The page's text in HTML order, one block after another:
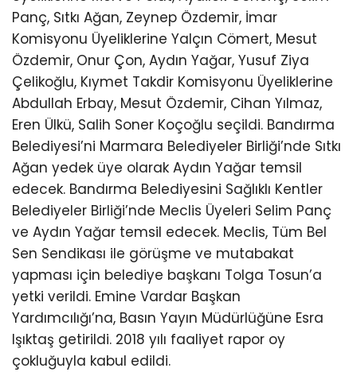
Panç, Sıtkı Ağan, Zeynep Özdemir, İmar
Komisyonu Üyeliklerine Yalçın Cömert, Mesut
Özdemir, Onur Çon, Aydın Yağar, Yusuf Ziya
Çelikoğlu, Kıymet Takdir Komisyonu Üyeliklerine
Abdullah Erbay, Mesut Özdemir, Cihan Yılmaz,
Eren Ülkü, Salih Soner Koçoğlu seçildi. Bandırma
Belediyesi’ni Marmara Belediyeler Birliği’nde Sıtkı
Ağan yedek üye olarak Aydın Yağar temsil
edecek. Bandırma Belediyesini Sağlıklı Kentler
Belediyeler Birliği’nde Meclis Üyeleri Selim Panç
ve Aydın Yağar temsil edecek. Meclis, Tüm Bel
Sen Sendikası ile görüşme ve mutabakat
yapması için belediye başkanı Tolga Tosun’a
yetki verildi. Emine Vardar Başkan
Yardımcılığı’na, Basın Yayın Müdürlüğüne Esra
Işıktaş getirildi. 2018 yılı faaliyet rapor oy
çokluğuyla kabul edildi.